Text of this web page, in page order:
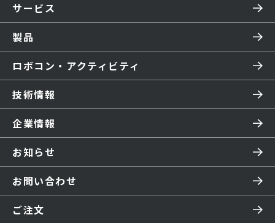
サービス
製品
ロボコン・アクティビティ
技術情報
企業情報
お知らせ
お問い合わせ
ご注文